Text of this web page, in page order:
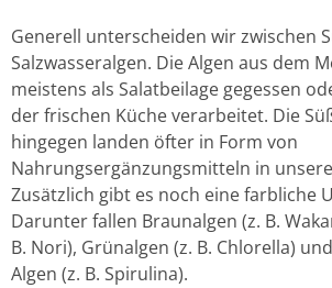
Generell unterscheiden wir zwischen
Salzwasseralgen. Die Algen aus dem
meistens als Salatbeilage gegessen
der frischen Küche verarbeitet. Die
hingegen landen öfter in Form von
Nahrungsergänzungsmitteln in
Zusätzlich gibt es noch eine farbliche
Darunter fallen Braunalgen (z. B.
B. Nori), Grünalgen (z. B. Chlorella)
Algen (z. B. Spirulina).